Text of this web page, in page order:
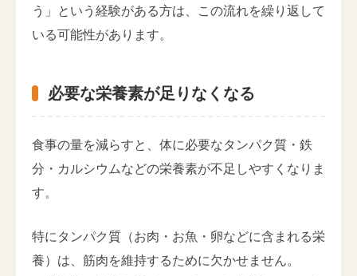
う」という経験がある方は、この流れを繰り返して
いる可能性があります。
必要な栄養素が足りなくなる
食事の量を減らすと、体に必要なタンパク質・鉄
分・カルシウムなどの栄養素が不足しやすくなりま
す。
特にタンパク質（お肉・お魚・卵などに含まれる栄
養）は、筋肉を維持するために欠かせません。